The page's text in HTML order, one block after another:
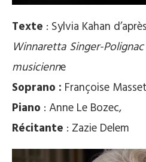
Texte : Sylvia Kahan
Winnaretta Singer-
musicienne
Soprano : Françoise Masset
Piano : Anne Le Bozec,
Récitante : Zazie Delem